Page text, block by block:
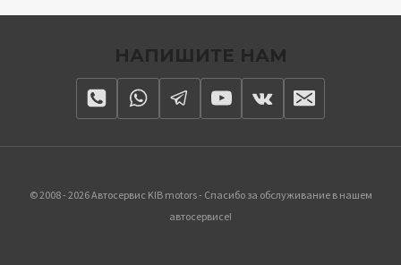
НАПИШИТЕ НАМ
© 2008 - 2026 Автосервис KIB motors - Спасибо за обслуживание в нашем
автосервисе!